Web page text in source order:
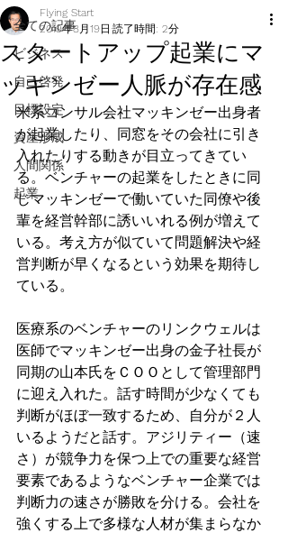
全ての記事
ビジネス
自己啓発
目標設定
資産形成
人間関係
起業
スタートアップ起業にマ
ッキンゼー人脈が存在感
Flying Start
2019年8月19日 読了時間: 2分
米系コンサル会社マッキンゼー出身者
が起業したり、同窓をその会社に引き
入れたりする動きが目立ってきてい
る。ベンチャーの起業をしたときに同
じマッキンゼーで働いていた同僚や後
輩を経営幹部に誘いいれる例が増えて
いる。考え方が似ていて問題解決や経
営判断が早くなるという効果を期待し
ている。
医療系のベンチャーのリンクウェルは
医師でマッキンゼー出身の金子社長が
同期の山本氏をＣＯＯとして管理部門
に迎え入れた。話す時間が少なくても
判断がほぼ一致するため、自分が２人
いるようだと話す。アジリティー（速
さ）が競争力を保つ上での重要な経営
要素であるようなベンチャー企業では
判断力の速さが勝敗を分ける。会社を
強くする上で多様な人材が集まらなか